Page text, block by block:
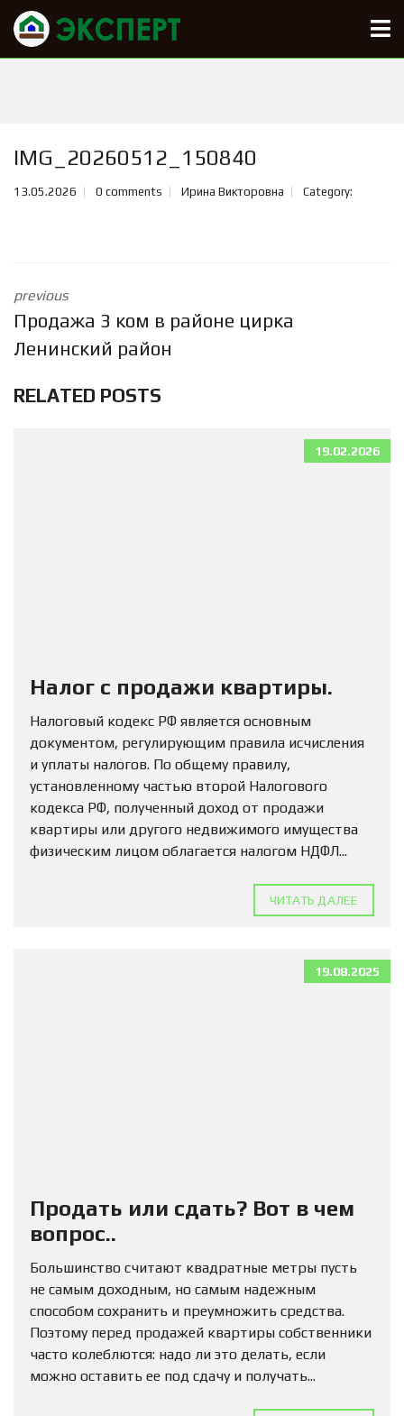
IMG_20260512_150840
13.05.2026 0 comments Ирина Викторовна Category:
previous
Продажа 3 ком в районе цирка
Ленинский район
RELATED POSTS
19.02.2026
Налог с продажи квартиры.
Налоговый кодекс РФ является основным
документом, регулирующим правила исчисления
и уплаты налогов. По общему правилу,
установленному частью второй Налогового
кодекса РФ, полученный доход от продажи
квартиры или другого недвижимого имущества
физическим лицом облагается налогом НДФЛ...
ЧИТАТЬ ДАЛЕЕ
19.08.2025
Продать или сдать? Вот в чем
вопрос..
Большинство считают квадратные метры пусть
не самым доходным, но самым надежным
способом сохранить и преумножить средства.
Поэтому перед продажей квартиры собственники
часто колеблются: надо ли это делать, если
можно оставить ее под сдачу и получать...